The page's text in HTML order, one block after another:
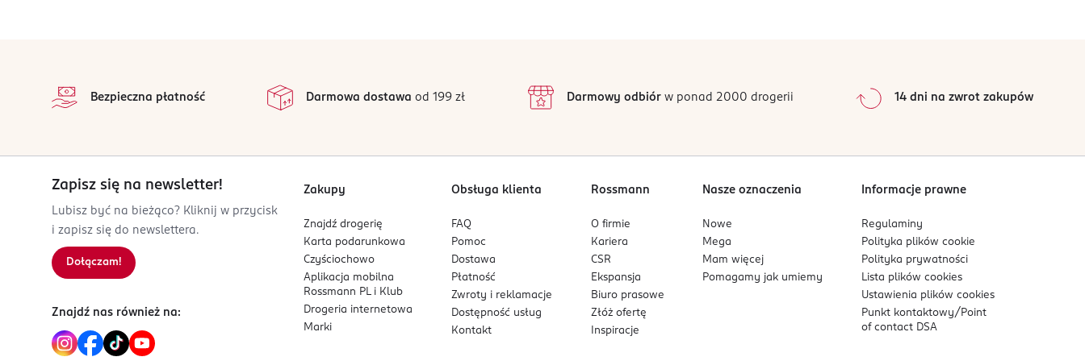
02-823
PL-Polska
Kod EAN
8 436611 101621
2
1
0%
Sortowanie wgdata: od najnowszej
Bezpieczna płatność Darmowa dostawa od 199 zł Darmowy odbiórw ponad 2000 drogerii 14 dni na zwrot zakupów
Zapisz się na newsletter!
Lubisz być na bieżąco? Kliknij w przycisk
i zapisz się do newslettera.
Dołączam!
Znajdź nas również na:
Zakupy
Znajdź drogerię
Karta podarunkowa
Czyściochowo
Aplikacja mobilna
Rossmann PL i Klub
Drogeria internetowa
Marki
Obsługa klienta
FAQ
Pomoc
Dostawa
Płatność
Zwroty i reklamacje
Dostępność usług
Kontakt
Rossmann
O firmie
Kariera
CSR
Ekspansja
Biuro prasowe
Złóż ofertę
Inspiracje
Nasze oznaczenia
Nowe
Mega
Mam więcej
Pomagamy jak umiemy
Informacje prawne
Regulaminy
Polityka plikówcookie
Polityka prywatności
Lista plikówcookies
Ustawienia plikówcookies
Punkt kontaktowy/ Point
of contact DSA